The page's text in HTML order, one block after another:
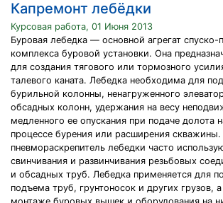
Капремонт лебёдки
Курсовая работа, 01 Июня 2013
Буровая лебедка — основной агрегат спуско-
комплекса буровой установки. Она
для создания тягового или тормозного
талевого каната. Лебедка необходима для
бурильной колонны, ненагруженного
обсадных колонн, удержания на весу
медленного ее опускания при подаче долота
процессе бурения или расширения
пневмораскрепитель лебедки часто
свинчивания и развинчивания резьбовых
и обсадных труб. Лебедка применяется для
подъема труб, грунтоносок и других грузов,